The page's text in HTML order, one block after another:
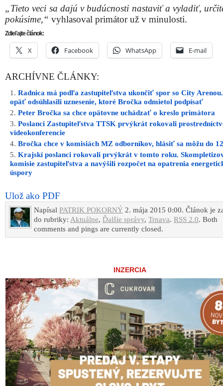
„Tieto veci sa dajú v budúcnosti nastaviť a vyladiť,
pokúsime,“ vyhlasoval primátor už v minulosti.
Zdieľajte článok:
X Facebook WhatsApp E-mail
ARCHÍVNE ČLÁNKY:
Radnica má podľa zastupiteľstva ukončiť spor so City
opäť odsúhlasili uznesenie, ktoré Bročka odmietol podpísať
Peter Bročka sa chce opätovne uchádzať o kreslo primátora
Poslanci Zastupiteľstva TTSK prvýkrát rokovali
videokonferencie
Bročka chce v komisiách MZ odborníkov, hlásiť sa môžu do
Krajskí poslanci rokovali prvýkrát v tomto roku.
komisie zastupiteľstva a navýšili rozpočet na opatrenia
úspory
Ulož ako PDF
Napísal PATRIK POKORNÝ 2. mája 2015 0:00. Článok je
do rubriky: Aktuálne, Ďalšie správy, Trnava. RSS 2.0. Both
comments and pings are currently closed.
INZERCIA